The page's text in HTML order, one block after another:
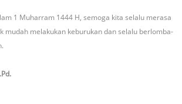
1 Muharram 1444 H, semoga kita selalu merasa
mudah melakukan keburukan dan selalu berlomba-